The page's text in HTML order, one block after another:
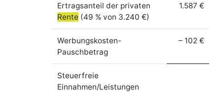
Ertragsanteil der privaten
Rente (49 % von 3.240 €)
1.587 €
Werbungskosten-
Pauschbetrag
– 102 €
Steuerfreie
Einnahmen/Leistungen